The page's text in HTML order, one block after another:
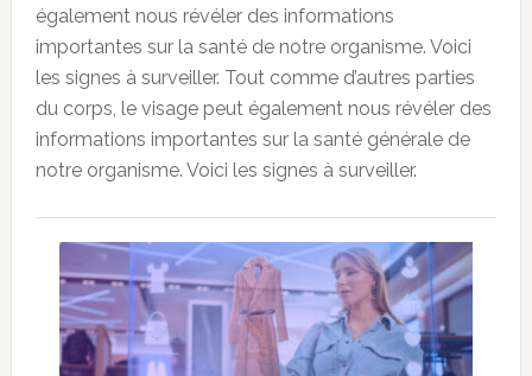
également nous révéler des informations
importantes sur la santé de notre organisme. Voici
les signes à surveiller. Tout comme d’autres parties
du corps, le visage peut également nous révéler des
informations importantes sur la santé générale de
notre organisme. Voici les signes à surveiller.